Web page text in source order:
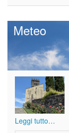
Meteo
Leggi tutto…